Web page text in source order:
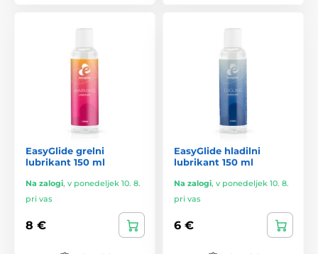
EasyGlide grelni
lubrikant 150 ml
Na zalogi, v ponedeljek 10. 8.
pri vas
8 €
EasyGlide hladilni
lubrikant 150 ml
Na zalogi, v ponedeljek 10. 8.
pri vas
6 €